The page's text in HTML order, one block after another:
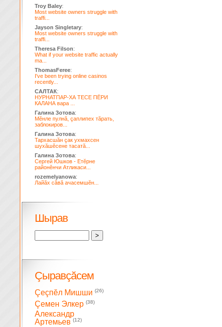
Troy Baley:
Most website owners struggle with
traffi...
Jayson Singletary:
Most website owners struggle with
traffi...
Theresa Filson:
What if your website traffic actually
ma...
ThomasFeree:
I've been trying online casinos
recently...
САЛТАК:
НУРНАТПАР-ХА ТЕСЕ ПЁРИ
КАЛАНА вара ...
Галина Зотова:
Мĕнле пулнă, çаплипех тăрать,
заблокиров...
Галина Зотова:
Тархасшăн çак ухмахсен
шухăшĕсене тасатă...
Галина Зотова:
Сергей Юшков - Етĕрне
районĕнчи Атликаси...
rozemelyanowa:
Лайăх сăвă ачасемшĕн...
Шырав
Çыравçăсем
Çеçпĕл Мишши (26)
Çемен Элкер (38)
Александр
Артемьев (12)